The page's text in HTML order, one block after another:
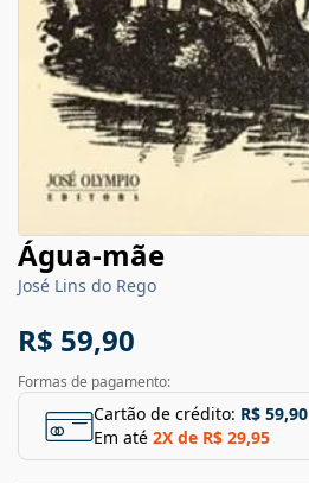
Água-mãe
José Lins do Rego
R$ 59,90
Formas de pagamento:
Cartão de crédito: R$ 59,90
Em até 2X de R$ 29,95